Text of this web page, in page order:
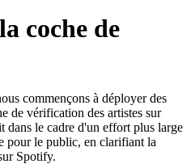
coche de
commençons à déployer des
de vérification des artistes sur
dans le cadre d'un effort plus large
pour le public, en clarifiant la
Spotify.